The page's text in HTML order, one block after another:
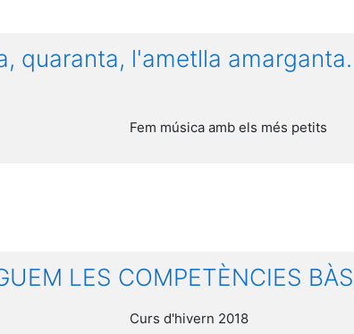
quaranta, l'ametlla
Fem música amb els més petits
LES COMPETÈNCIES
Curs d'hivern 2018